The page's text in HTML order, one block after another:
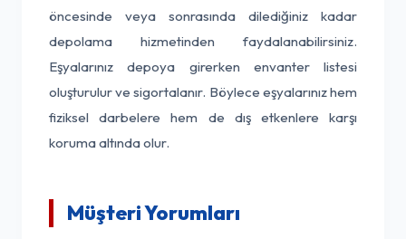
öncesinde veya sonrasında dilediğiniz kadar
depolama hizmetinden faydalanabilirsiniz.
Eşyalarınız depoya girerken envanter listesi
oluşturulur ve sigortalanır. Böylece eşyalarınız hem
fiziksel darbelere hem de dış etkenlere karşı
koruma altında olur.
Müşteri Yorumları